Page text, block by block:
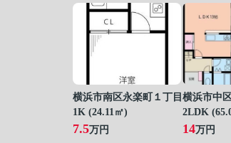
横浜市南区永楽町１丁目
1K (24.11㎡)
7.5万円
横浜市中
2LDK
14万円